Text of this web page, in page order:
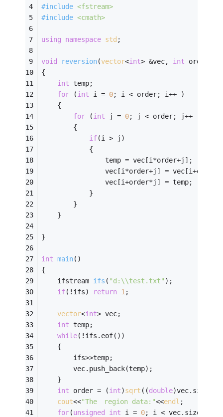
#include <fstream>
#include <cmath>
using namespace std ;
void reversion(vector<int> &vec, int order)
{
int temp;
for (int i = 0; i < order; i++ )
    {
for (int j = 0; j < order; j++ )
        {
if(i > j)
            {
                temp = vec[i*order+j];
vec[i*order+j] =
                vec[i+order*j] = temp;
            }
        }
    }
}
int main()
{
ifstream ifs ( "d:\\test.txt" ) ;
if(!ifs) return 1 ;
vector<int> vec;
int temp;
while(!ifs.eof())
    {
        ifs>>temp;
        vec.push_back(temp);
    }
int order = (int)sqrt ((double
cout<<"The　region data:"<<endl ;
for(unsigned int i = 0; i < vec.size();